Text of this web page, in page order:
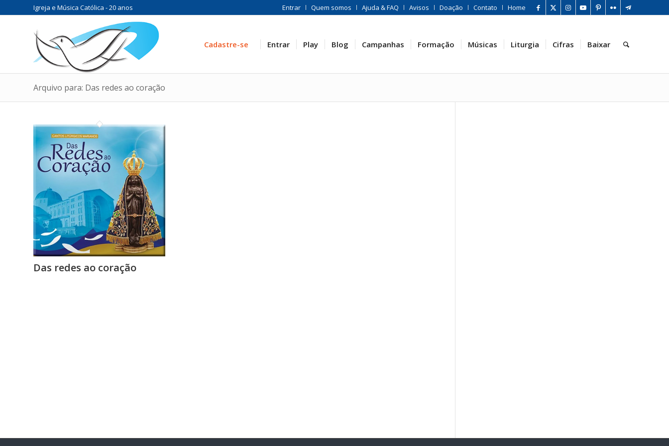
Entrar Quem somos Ajuda & FAQ Avisos Doação Contato Home
Igreja e Música Católica - 20 anos
Cadastre-se Entrar Play Blog Campanhas Formação Músicas Liturgia Cifras Baixar
Arquivo para: Das redes ao coração
Das redes ao coração